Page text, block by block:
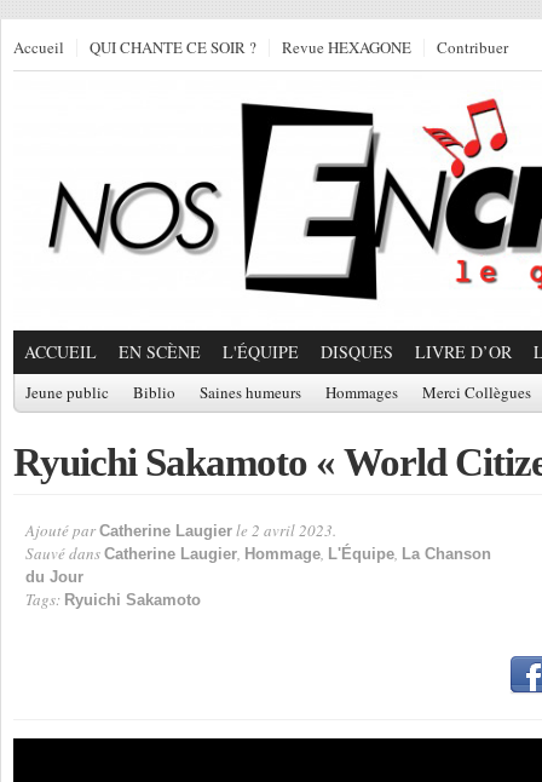
Accueil QUI CHANTE CE SOIR ? Revue HEXAGONE Contribuer
ACCUEIL EN SCÈNE L'ÉQUIPE DISQUES LIVRE D’OR
Jeune public Biblio Saines humeurs Hommages Merci Collègues
Ryuichi Sakamoto « World
Ajouté par Catherine Laugier le 2 avril 2023.
Sauvé dans Catherine Laugier, Hommage, L'Équipe, La Chanson
du Jour
Tags: Ryuichi Sakamoto